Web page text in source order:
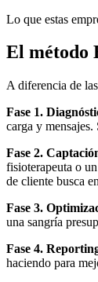
Lo que estas
El método
A diferencia de
Fase 1.
carga y
Fase 2.
fisioterapeuta o
de cliente busca
Fase 3.
una sangría
Fase 4.
haciendo para